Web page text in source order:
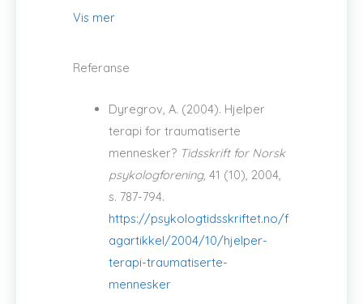
Vis mer
Referanse
Dyregrov, A. (2004). Hjelper
terapi for traumatiserte
mennesker? Tidsskrift for Norsk
psykologforening, 41 (10), 2004,
s. 787-794.
https://psykologtidsskriftet.no/f
agartikkel/2004/10/hjelper-
terapi-traumatiserte-
mennesker